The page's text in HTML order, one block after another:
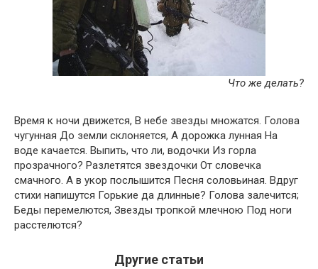
Что же делать?
Время к ночи движется, В небе звезды множатся. Голова
чугунная До земли склоняется, А дорожка лунная На
воде качается. Выпить, что ли, водочки Из горла
прозрачного? Разлетятся звездочки От словечка
смачного. А в укор послышится Песня соловьиная. Вдруг
стихи напишутся Горькие да длинные? Голова залечится;
Беды перемелются, Звезды тропкой млечною Под ноги
расстелются?
Другие статьи